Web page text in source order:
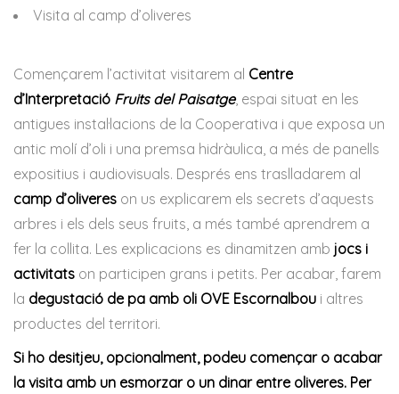
Visita al camp d’oliveres
Començarem l’activitat visitarem al Centre
d’Interpretació Fruits del Paisatge, espai situat en les
antigues instal·lacions de la Cooperativa i que exposa un
antic molí d’oli i una premsa hidràulica, a més de panells
expositius i audiovisuals. Després ens traslladarem al
camp d’oliveres on us explicarem els secrets d’aquests
arbres i els dels seus fruits, a més també aprendrem a
fer la collita. Les explicacions es dinamitzen amb jocs i
activitats on participen grans i petits. Per acabar, farem
la degustació de pa amb oli OVE Escornalbou i altres
productes del territori.
Si ho desitjeu, opcionalment, podeu començar o acabar
la visita amb un esmorzar o un dinar entre oliveres. Per